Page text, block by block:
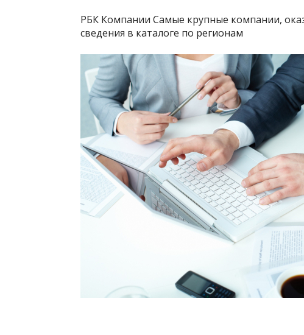
РБК Компании Самые крупные компании,
сведения в каталоге по регионам